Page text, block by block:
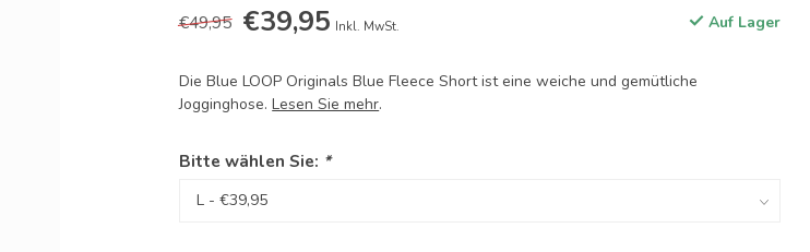
€49,95 €39,95 Inkl. MwSt. Auf Lager
Die Blue LOOP Originals Blue Fleece Short ist eine weiche und gemütliche
Jogginghose.Lesen Sie mehr.
Bitte wählen Sie: *